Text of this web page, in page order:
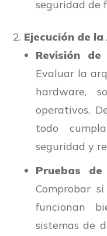
seguridad de
Ejecución de
Revisión
Evaluar la
hardware,
operativos.
todo
seguridad y
Pruebas
Comprobar
funcionan
sistemas de